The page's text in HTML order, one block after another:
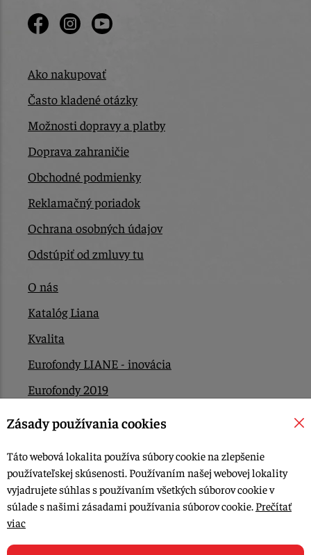
Ako nakupovať
Často kladené otázky
Možnosti dopravy a platby
Doprava zahraničie
Obchodné podmienky
Reklamačný poriadok
Ochrana osobných údajov
Odstúpiť od zmluvy tu
O nás
Katalóg Liana
Kvalita
Eurofondy LIANE - inovácia
Eurofondy 2019
Eurofondy 2022/2023
Kontakt
© 2015-2026, LIANA GOLIAŠ s.r.o. všetky práva vyhradené.
Upraviť nastavenia Cookies
Zásady používania cookies
Táto webová lokalita používa súbory cookie na zlepšenie
používateľskej skúsenosti. Používaním našej webovej lokality
vyjadrujete súhlas s používaním všetkých súborov cookie v
súlade s našimi zásadami používania súborov cookie. Prečítať
viac